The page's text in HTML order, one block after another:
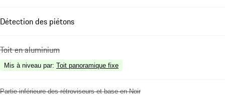
Détection des piétons
Toit en aluminium
Mis à niveau par: Toit panoramique fixe
Partie inférieure des rétroviseurs et base en Noir